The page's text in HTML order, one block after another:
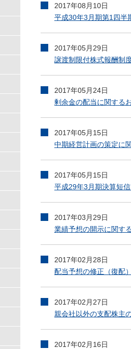
2017年08月10日
平成30年3月期第1四半
2017年05月29日
譲渡制限付株式報酬制
2017年05月24日
剰余金の配当に関する
2017年05月15日
中期経営計画の策定に
2017年05月15日
平成29年3月期決算短信
2017年03月29日
業績予想の開示に関す
2017年02月28日
配当予想の修正（復配
2017年02月27日
親会社以外の支配株主
2017年02月16日